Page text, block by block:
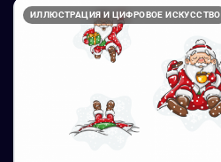
ИЛЛЮСТРАЦИЯ И ЦИФРОВОЕ ИСКУССТВО